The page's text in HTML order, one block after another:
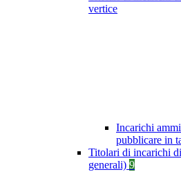
vertice
Incarichi
pubblicare in
Titolari di incarichi
generali) 9